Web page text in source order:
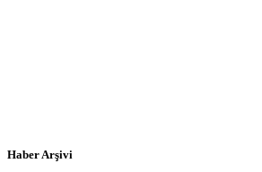
Haber Arşivi